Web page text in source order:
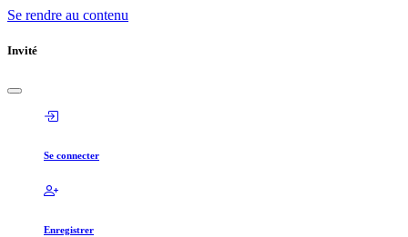
Se rendre au contenu
Invité
Se connecter
Enregistrer